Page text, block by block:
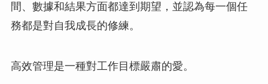
間、數據和結果方面都達到期望，並認為每一個任
務都是對自我成長的修練。
高效管理是一種對工作目標嚴肅的愛。